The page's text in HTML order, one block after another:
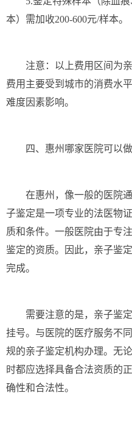
本）需加收200-600元/样本。
注意：以上费用区间为亲
费用主要受到城市的消费水
难度因素影响。
四、惠州哪家医院可以做
在惠州，像一般的医院通
子鉴定是一项专业的法医物
质和条件。一般医院由于专
鉴定的资质。因此，亲子鉴
完成。
需要注意的是，亲子鉴定
挂号。与医院的医疗服务不
规的亲子鉴定机构办理。无
时都应选择具备合法资质的
确性和合法性。